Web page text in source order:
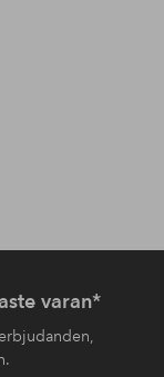
varan*